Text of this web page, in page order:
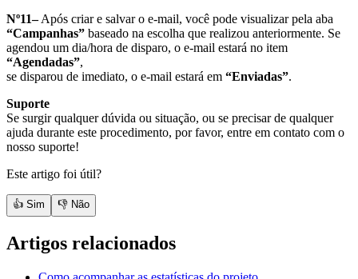
Nº11–Após criar e salvar o e-mail, você pode visualizar pela aba
“Campanhas” baseado na escolha que realizou anteriormente. Se
agendou um dia/hora de disparo, o e-mail estará no item
“Agendadas”,
se disparou de imediato, o e-mail estará em “Enviadas”.
Suporte
Se surgir qualquer dúvida ou situação, ou se precisar de qualquer
ajuda durante este procedimento, por favor, entre em contato com o
nosso suporte!
Este artigo foi útil?
👍 Sim 👎 Não
Artigos relacionados